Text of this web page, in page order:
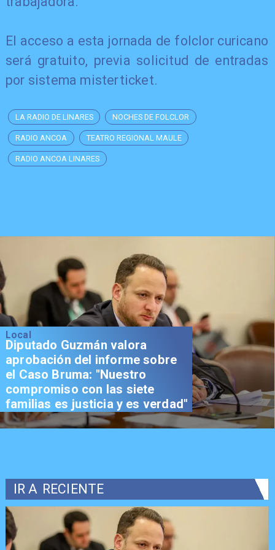
El acceso a esta jornada de folclor curicano
será gratuito, previa solicitud de entradas
por sistema misterticket.
LA RADIO DE LINARES NOCHES DE FOLCLOR
RADIO ANCOA TEATRO REGIONAL MAULE
RADIO ANCOA LINARES
Local
Diputado Guzmán valora
aprobación del informe sobre
el Caso Bruma: "Nuestro
compromiso con las siete
familias es justicia y es verdad"
IR A RECIENTE